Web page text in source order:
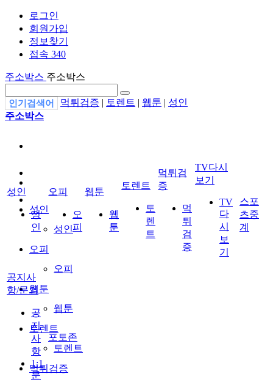
로그인
회원가입
정보찾기
접속 340
주소박스 주소박스
인기검색어 먹튀검증 | 토렌트 | 웹툰 | 성인
주소박스
성인
성인
오피
오피
웹툰
웹툰
토렌트
토렌트
먹튀검증
성인
성
인
오피
오
피
웹툰
웹
툰
토렌트
토
렌
트
먹튀검
증
먹
튀
검
증
TV다시
보기
TV
다
시
보
기
스포
츠중
계
공지사
항/문의
공
지
사
항
1:1
문
포토존